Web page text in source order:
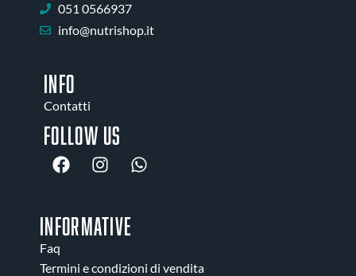
051 0566937
info@nutrishop.it
INFO
Contatti
Follow us
INFORMATIVE
Faq
Termini e condizioni di vendita